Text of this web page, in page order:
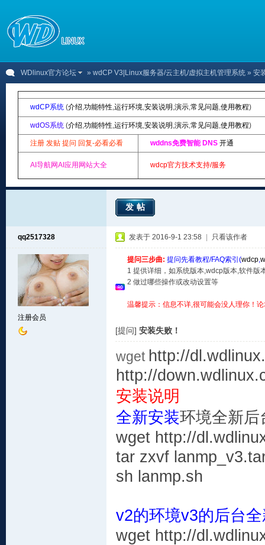
WDlinux官方论坛 » wdCP V3|Linux服务器/云主机/虚拟主机管理系统 » 安
wdCP系统 (介绍,功能特性,运行环境,安装说明 ,演示,常见问题,使用教程)
wdOS系统 (介绍,功能特性,运行环境,安装说明 ,演示,常见问题,使用教程)
注册 发贴 提问 回复-必看必看 wddns免费智能 DNS 开通
AI导航网AI应用网站大全 wdcp官方技术支持/服务
发帖
qq2517328
注册会员
发表于 2016-9-1 23:58 只看该作者
提问三步曲: 提问先看教程/FAQ索引(wdcp,
1 提供详细，如系统版本,wdcp版本,软件版
2 做过哪些操作或改动设置等
温馨提示：信息不详,很可能会没人理你！
[提问] 安装失败！
wget http://
http://
安装说明
全新安装环境全新后
wget http://
tar zxvf
sh lanmp.sh
v2的环境v3的后台
wget http://